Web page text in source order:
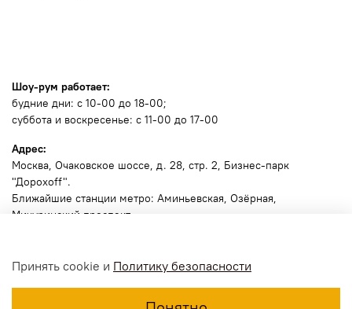
Шоу-рум работает:
будние дни: с 10-00 до 18-00;
суббота и воскресенье: с 11-00 до 17-00
Адрес:
Москва, Очаковское шоссе, д. 28, стр. 2, Бизнес-парк
"Дорохоff".
Ближайшие станции метро: Аминьевская, Озёрная,
Мичуринский проспект.
Принять cookie и Политику безопасности